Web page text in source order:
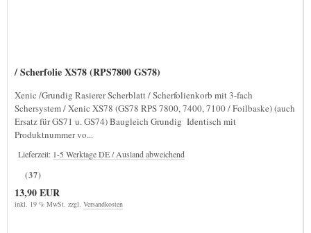
/ Scherfolie XS78 (RPS7800 GS78)
Xenic /Grundig Rasierer Scherblatt / Scherfolienkorb mit 3-fach
Schersystem / Xenic XS78 (GS78 RPS 7800, 7400, 7100 / Foilbaske) (auch
Ersatz für GS71 u. GS74) Baugleich Grundig Identisch mit
Produktnummer vo...
Lieferzeit: 1-5 Werktage DE / Ausland abweichend
(37)
13,90 EUR
inkl. 19 % MwSt. zzgl. Versandkosten